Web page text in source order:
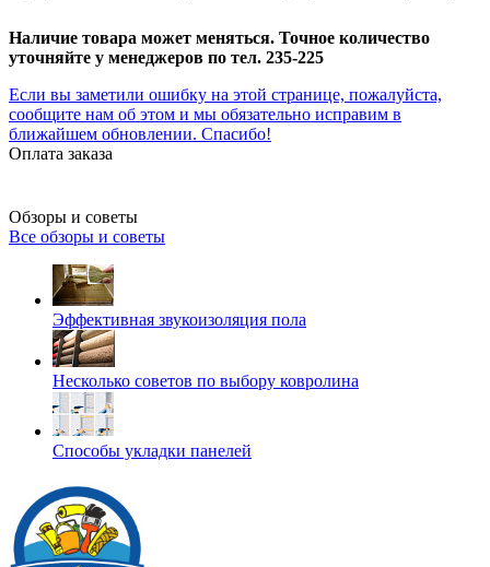
Наличие товара может меняться. Точное количество
уточняйте у менеджеров по тел. 235-225
Если вы заметили ошибку на этой странице, пожалуйста,
сообщите нам об этом и мы обязательно исправим в
ближайшем обновлении. Спасибо!
Оплата заказа
Обзоры и советы
Все обзоры и советы
Эффективная звукоизоляция пола
Несколько советов по выбору ковролина
Способы укладки панелей